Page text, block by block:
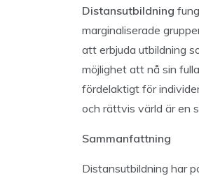
Distansutbildning
marginaliserade
att erbjuda utbildning
möjlighet att nå sin
fördelaktigt för
och rättvis värld är en
Sammanfattning
Distansutbildning har